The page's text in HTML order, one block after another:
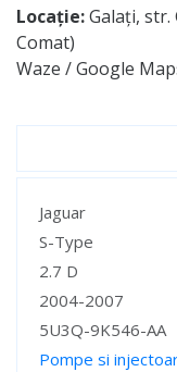
Locație:Galați,
Comat)
Waze / Google
Specificații
Jaguar
S-Type
2.7 D
2004-2007
5U3Q-9K546-AA
Pompe si